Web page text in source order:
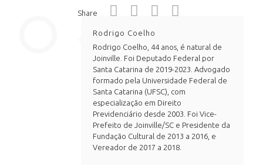
Share
Rodrigo Coelho
Rodrigo Coelho, 44 anos, é natural de
Joinville. Foi Deputado Federal por
Santa Catarina de 2019-2023. Advogado
formado pela Universidade Federal de
Santa Catarina (UFSC), com
especialização em Direito
Previdenciário desde 2003. Foi Vice-
Prefeito de Joinville/SC e Presidente da
Fundação Cultural de 2013 a 2016, e
Vereador de 2017 a 2018.